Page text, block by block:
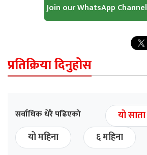
Join our WhatsApp Channel
प्रतिक्रिया दिनुहोस
सर्वाधिक धेरै पढिएको
यो साता
यो महिना
६ महिना